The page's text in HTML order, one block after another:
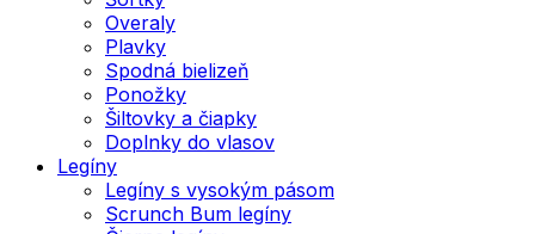
Overaly
Plavky
Spodná bielizeň
Ponožky
Šiltovky a čiapky
Doplnky do vlasov
Legíny
Legíny s vysokým pásom
Scrunch Bum legíny